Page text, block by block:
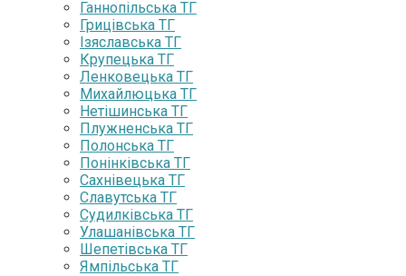
Ганнопільська ТГ
Грицівська ТГ
Ізяславська ТГ
Крупецька ТГ
Ленковецька ТГ
Михайлюцька ТГ
Нетішинська ТГ
Плужненська ТГ
Полонська ТГ
Понінківська ТГ
Сахнівецька ТГ
Славутська ТГ
Судилківська ТГ
Улашанівська ТГ
Шепетівська ТГ
Ямпільська ТГ